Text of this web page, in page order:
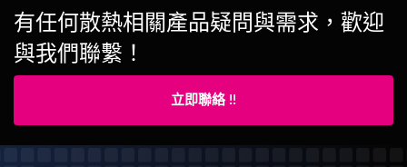
有任何散熱相關產品疑問與需求，歡迎
與我們聯繫！
立即聯絡 !!